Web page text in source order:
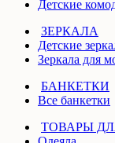
Детские
ЗЕРКАЛА
Детские
Зеркала для
БАНКЕТКИ
Все банкетки
ТОВАРЫ